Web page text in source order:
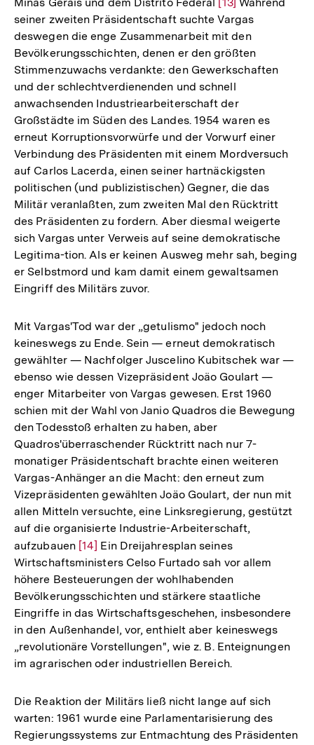
Auflösung
der
Fußnote
seiner zweiten Präsidentschaft suchte Vargas
deswegen die enge Zusammenarbeit mit den
Bevölkerungsschichten, denen er den größten
Stimmenzuwachs verdankte: den Gewerkschaften
und der schlechtverdienenden und schnell
anwachsenden Industriearbeiterschaft der
Großstädte im Süden des Landes. 1954 waren es
erneut Korruptionsvorwürfe und der Vorwurf einer
Verbindung des Präsidenten mit einem Mordversuch
auf Carlos Lacerda, einen seiner hartnäckigsten
politischen (und publizistischen) Gegner, die das
Militär veranlaßten, zum zweiten Mal den Rücktritt
des Präsidenten zu fordern. Aber diesmal weigerte
sich Vargas unter Verweis auf seine demokratische
Legitima-tion. Als er keinen Ausweg mehr sah, beging
er Selbstmord und kam damit einem gewaltsamen
Eingriff des Militärs zuvor.
Mit Vargas'Tod war der „getulismo" jedoch noch
keineswegs zu Ende. Sein — erneut demokratisch
gewählter — Nachfolger Juscelino Kubitschek war —
ebenso wie dessen Vizepräsident Joäo Goulart —
enger Mitarbeiter von Vargas gewesen. Erst 1960
schien mit der Wahl von Janio Quadros die Bewegung
den Todesstoß erhalten zu haben, aber
Quadros'überraschender Rücktritt nach nur 7-
monatiger Präsidentschaft brachte einen weiteren
Vargas-Anhänger an die Macht: den erneut zum
Vizepräsidenten gewählten Joäo Goulart, der nun mit
allen Mitteln versuchte, eine Linksregierung, gestützt
auf die organisierte Industrie-Arbeiterschaft,
aufzubauen Zur
Auflösung
der
Fußnote
[14] Ein Dreijahresplan seines
Wirtschaftsministers Celso Furtado sah vor allem
höhere Besteuerungen der wohlhabenden
Bevölkerungsschichten und stärkere staatliche
Eingriffe in das Wirtschaftsgeschehen, insbesondere
in den Außenhandel, vor, enthielt aber keineswegs
„revolutionäre Vorstellungen", wie z. B. Enteignungen
im agrarischen oder industriellen Bereich.
Die Reaktion der Militärs ließ nicht lange auf sich
warten: 1961 wurde eine Parlamentarisierung des
Regierungssystems zur Entmachtung des Präsidenten